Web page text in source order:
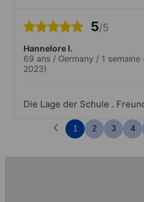
5/5
Hannelore I.
69 ans / Germany / 1 semaine
2023)
Die Lage der Schule .
nicht besser gefallen
die Einführung gleich am
1 2 3 4